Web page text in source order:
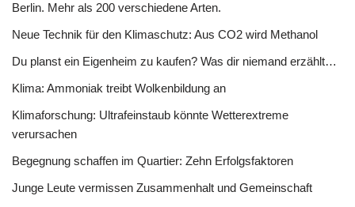
Berlin. Mehr als 200 verschiedene Arten.
Neue Technik für den Klimaschutz: Aus CO2 wird Methanol
Du planst ein Eigenheim zu kaufen? Was dir niemand erzählt…
Klima: Ammoniak treibt Wolkenbildung an
Klimaforschung: Ultrafeinstaub könnte Wetterextreme
verursachen
Begegnung schaffen im Quartier: Zehn Erfolgsfaktoren
Junge Leute vermissen Zusammenhalt und Gemeinschaft